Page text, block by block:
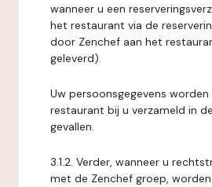
wanneer u een
het restaurant via de
door Zenchef aan het
geleverd).
Uw persoonsgegevens
restaurant bij u verzameld in
gevallen.
3.1.2. Verder, wanneer u
met de Zenchef groep,